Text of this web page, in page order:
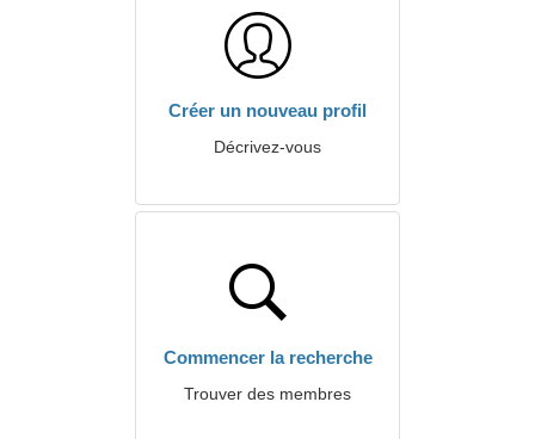
Créer un nouveau profil
Décrivez-vous
Commencer la recherche
Trouver des membres